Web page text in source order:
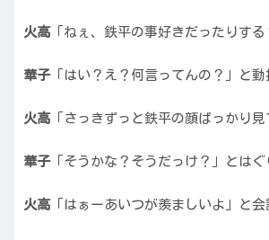
火高「ねぇ、鉄平の事好きだったりする
華子「はい？え？何言ってんの？」と動
火高「さっきずっと鉄平の顔ばっかり見
華子「そうかな？そうだっけ？」とはぐ
火高「はぁーあいつが羨ましいよ」と会